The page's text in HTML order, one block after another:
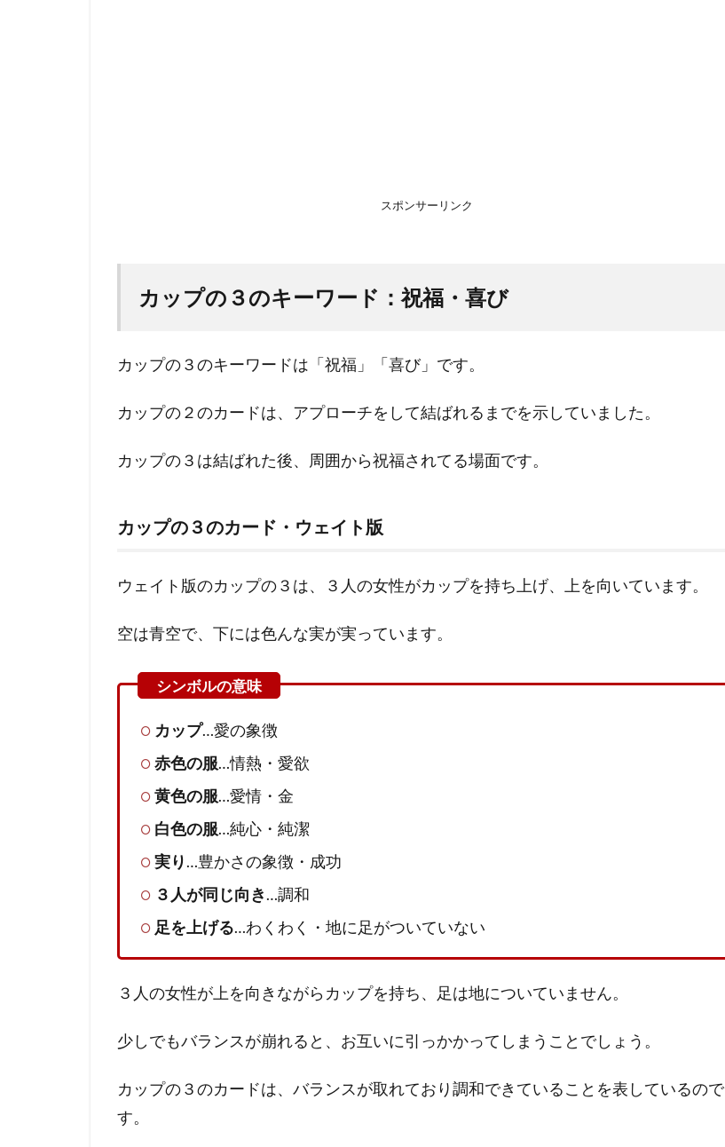
カッ
プの
のか
スポンサーリンク
カップの３のキーワード：祝福・喜び
カップの３のキーワードは「祝福」「喜び」です。
カップの２のカードは、アプローチをして結ばれるまでを示していました。
カップの３は結ばれた後、周囲から祝福されてる場面です。
カップの３のカード・ウェイト版
ウェイト版のカップの３は、３人の女性がカップを持ち上げ、上を向いています。
空は青空で、下には色んな実が実っています。
カップ…愛の象徴
赤色の服…情熱・愛欲
黄色の服…愛情・金
白色の服…純心・純潔
実り…豊かさの象徴・成功
３人が同じ向き…調和
足を上げる…わくわく・地に足がついていない
３人の女性が上を向きながらカップを持ち、足は地についていません。
少しでもバランスが崩れると、お互いに引っかかってしまうことでしょう。
カップの３のカードは、バランスが取れており調和できていることを表しているので
す。